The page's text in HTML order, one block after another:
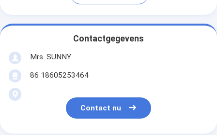
Contactgegevens
Mrs. SUNNY
86 18605253464
Contact nu